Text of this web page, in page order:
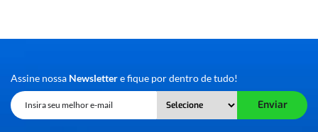
Assine nossa Newslettere fique por dentro de tudo!
Enviar